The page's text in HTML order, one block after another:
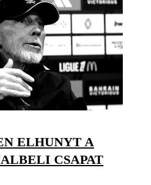
ELHUNYT A
CSAPAT